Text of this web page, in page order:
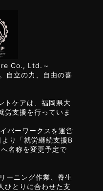
Co., Ltd.～
自立の力、自由の喜
トケアは、福岡県大
労支援を行っていま
バーワークスを運営
り「就労継続支援B
名称を変更予定で
ーニング作業、養生
ひとりに合わせた支